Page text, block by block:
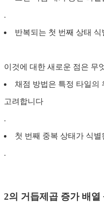
.
반복되는 첫 번째 상태 식
이것에 대한 새로운 점은 무
채점 방법은 특정 타일의
고려합니다
.
첫 번째 중복 상태가 식
.
2의 거듭제곱 증가 배열